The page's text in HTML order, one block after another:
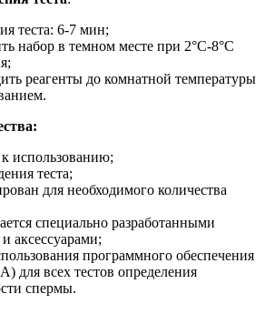
теста: 6-7 мин;
набор в темном месте при 2°С-8°С
реагенты до комнатной температуры
использованию;
теста;
для необходимого количества
специально разработанными
аксессуарами;
программного обеспечения
для всех тестов определения
спермы.